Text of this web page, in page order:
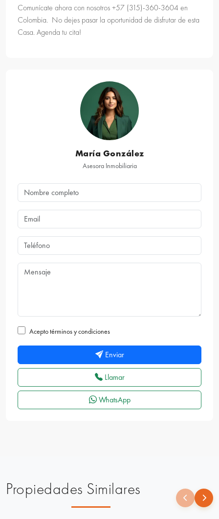
Comunícate ahora con nosotros +57 (315)-360-3604 en
Colombia. No dejes pasar la oportunidad de disfrutar de esta
Casa. Agenda tu cita!
María González
Asesora Inmobiliaria
Acepto términos y condiciones
Enviar
Llamar
WhatsApp
Propiedades Similares